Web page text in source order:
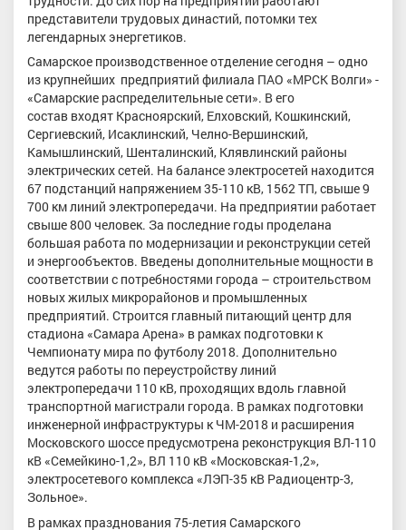
представители трудовых династий, потомки тех
легендарных энергетиков.
Самарское производственное отделение сегодня – одно
из крупнейших предприятий филиала ПАО «МРСК Волги» -
«Самарские распределительные сети». В его
состав входят Красноярский, Елховский, Кошкинский,
Сергиевский, Исаклинский, Челно-Вершинский,
Камышлинский, Шенталинский, Клявлинский районы
электрических сетей. На балансе электросетей находится
67 подстанций напряжением 35-110 кВ, 1562 ТП, свыше 9
700 км линий электропередачи. На предприятии работает
свыше 800 человек. За последние годы проделана
большая работа по модернизации и реконструкции сетей
и энергообъектов. Введены дополнительные мощности в
соответствии с потребностями города – строительством
новых жилых микрорайонов и промышленных
предприятий. Строится главный питающий центр для
стадиона «Самара Арена» в рамках подготовки к
Чемпионату мира по футболу 2018. Дополнительно
ведутся работы по переустройству линий
электропередачи 110 кВ, проходящих вдоль главной
транспортной магистрали города. В рамках подготовки
инженерной инфраструктуры к ЧМ-2018 и расширения
Московского шоссе предусмотрена реконструкция ВЛ-110
кВ «Семейкино-1,2», ВЛ 110 кВ «Московская-1,2»,
электросетевого комплекса «ЛЭП-35 кВ Радиоцентр-3,
Зольное».
В рамках празднования 75-летия Самарского